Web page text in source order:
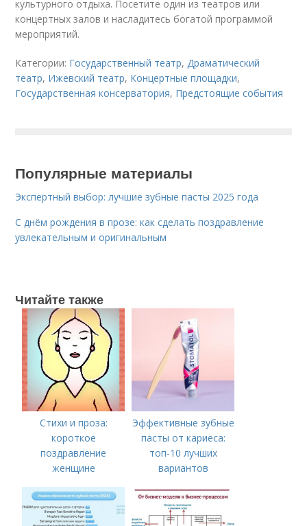
культурного отдыха. Посетите один из театров или
концертных залов и насладитесь богатой программой
мероприятий.
Категории: Государственный театр,Драматический
театр, Ижевский театр, Концертные площадки,
Государственная консерватория, Предстоящие события
Популярные материалы
Экспертный выбор: лучшие зубные пасты 2025 года
С днём рождения в прозе: как сделать поздравление
увлекательным и оригинальным
Читайте также
Стихи и проза:
короткое
поздравление
женщине
Эффективные зубные
пасты от кариеса:
топ-10 лучших
вариантов